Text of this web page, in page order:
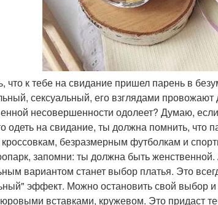
что к тебе на свидание пришел парень в
сексуальный, его взглядами
несовершенности одолеет? Думаю,
одеть на свидание, ты должна помнить, что
безразмерным футболкам и
запомни: ты должна быть
вариантом станет выбор платья. Это
эффект. Можно остановить свой выбор
вставками, кружевом. Это придаст